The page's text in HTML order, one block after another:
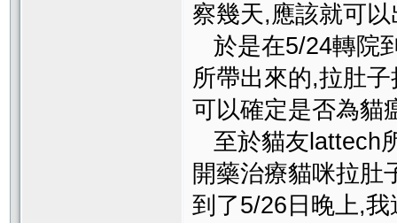
察幾天,應該就可
於是在5/24轉院
所帶出來的,拉肚
可以確定是否為貓
至於貓友lattech
開藥治療貓咪拉肚
到了5/26日晚上,